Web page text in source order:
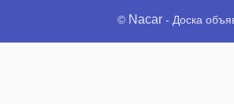
© Nacar - Доска